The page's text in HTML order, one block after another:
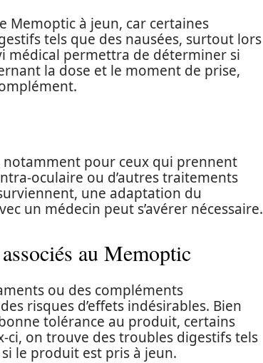
Memoptic à jeun, car certaines
tels que des nausées, surtout lors
médical permettra de déterminer si
la dose et le moment de prise,
pour ceux qui prennent
oculaire ou d’autres traitements
une adaptation du
un médecin peut s’avérer nécessaire.
au Memoptic
ou des compléments
risques d’effets indésirables. Bien
tolérance au produit, certains
ci, on trouve des troubles digestifs tels
le produit est pris à jeun.